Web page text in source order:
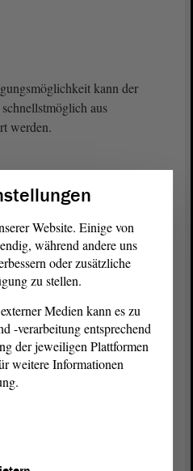
kann der
aus
werden.
bei meinem Besuch in
Ausdruck gebracht. Sie
arbeiten. Weil es sich
Frauen handelt, ist es
Kitas so schnell wie
die Masernimpfung. Wir
mit den medizinisch
Tagen
dafür grünes Licht
sodass sowohl
Website. Einige von
während andere uns
oder zusätzliche
zu stellen.
Medien kann es zu
-verarbeitung entsprechend
der jeweiligen Plattformen
weitere Informationen